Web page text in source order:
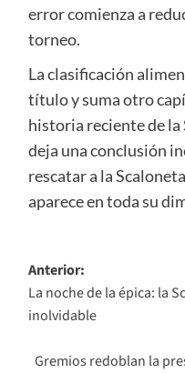
error comienza a
torneo.
La clasificación
título y suma otro
historia reciente de la
deja una conclusión
rescatar a la
aparece en toda su
Navegación
de
entradas
Anterior:
La noche de la épica: la
inolvidable
Gremios redoblan la